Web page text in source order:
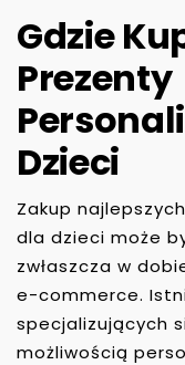
Gdzie
Prezenty
Dzieci
Zakup
dla dzieci może
zwłaszcza w
e-commerce.
specjalizujących
możliwością